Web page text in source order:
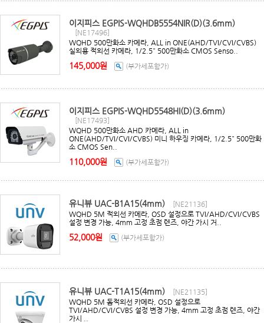
이지피스 EGPIS-WQHDB5554NIR(D)(3.6mm)
[NE17496]
WQHD 500만화소 카메라, ALL in ONE(AHD/TVI/CVI/CVBS)
실외용 적외선 카메라, 1/2.5" 500만화소 CMOS Senso..
145,000원 (부가세포함가)
이지피스 EGPIS-WQHD5548HI(D)(3.6mm)
[NE17493]
WQHD 500만화소 AHD 카메라, ALL in
ONE(AHD/TVI/CVI/CVBS) 미니 하우징 카메라, 1/2.5" 500만화
소 CMOS Sen..
110,000원 (부가세포함가)
유니뷰 UAC-B1A15(4mm)
[NE21136]
WQHD 5M 적외선 카메라, OSD 설정으로 TVI/AHD/CVI/CVBS
설정 변경 가능, 4mm 고정 초점 렌즈, 야간 가시 거..
52,000원 (부가세포함가)
유니뷰 UAC-T1A15(4mm)
[NE21135]
WQHD 5M 돔적외선 카메라, OSD 설정으로
TVI/AHD/CVI/CVBS 설정 변경 가능, 4mm 고정 초점 렌즈, 야간
가시 ..